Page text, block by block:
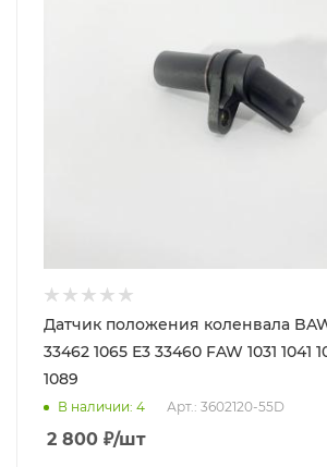
Датчик положения коленвала
33462 1065 Е3 33460 FAW 1031 1041
1089
В наличии: 4 Арт.: 3602120-55D
2 800 ₽/шт